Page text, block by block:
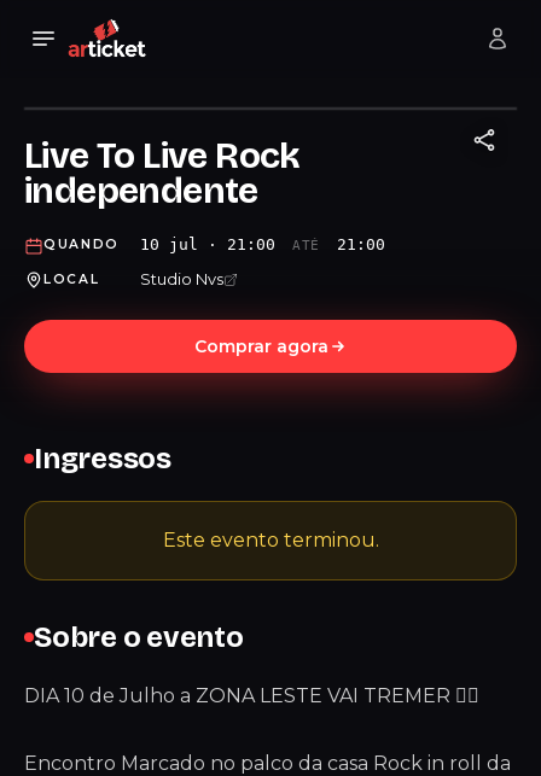
Live To Live Rock
independente
QUANDO 10 jul · 21:00 ATÉ 21:00
LOCAL Studio Nvs
Comprar agora
Sobre o evento
DIA 10 de Julho a ZONA LESTE VAI TREMER 
Encontro Marcado no palco da casa Rock in roll da
Ingressos
Este evento terminou.